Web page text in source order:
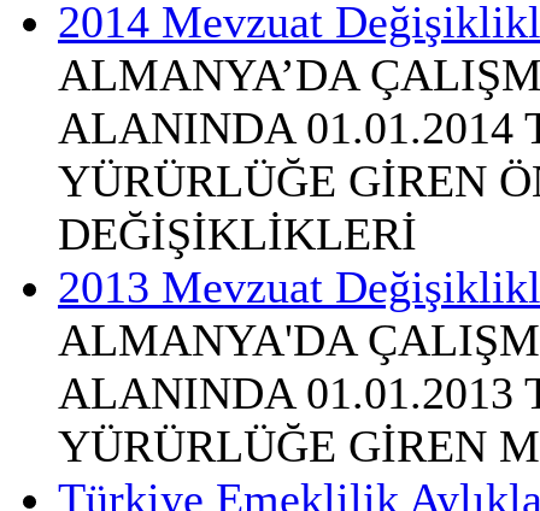
2014 Mevzuat
ALMANYA’DA
ALANINDA 01.01.2014
YÜRÜRLÜĞE GİREN
DEĞİŞİKLİKLERİ
2013 Mevzuat
ALMANYA'DA
ALANINDA 01.01.2013
YÜRÜRLÜĞE GİREN
Türkiye Emeklilik